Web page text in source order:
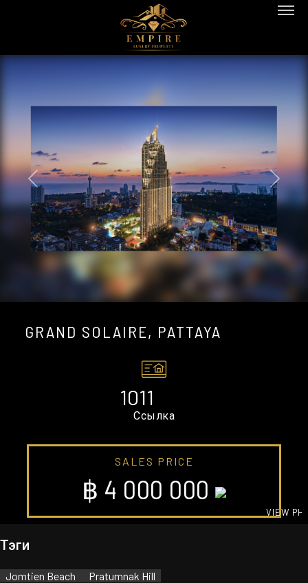
PREVIOUS NEXT
GRAND SOLAIRE, PATTAYA
1011
Ссылка
SALES PRICE
฿ 4 000 000
VIEW
Тэги
Jomtien Beach Pratumnak Hill